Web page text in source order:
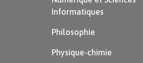
Informatiques
Philosophie
Physique-chimie